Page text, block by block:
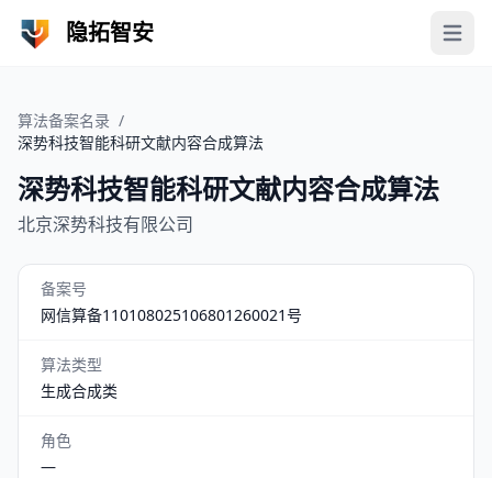
隐拓智安 Open
算法备案名录 /
深势科技智能科研文献内容合成算法
深势科技智能科研文献内容合成算法
北京深势科技有限公司
备案号
网信算备110108025106801260021号
算法类型
生成合成类
角色
—